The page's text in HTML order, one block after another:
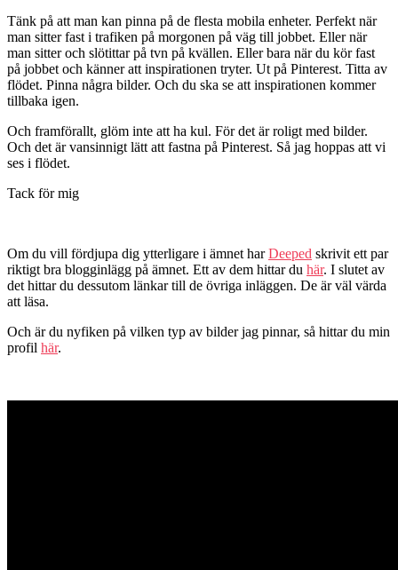
Tänk på att man kan pinna på de flesta mobila enheter. Perfekt när
man sitter fast i trafiken på morgonen på väg till jobbet. Eller när
man sitter och slötittar på tvn på kvällen. Eller bara när du kör fast
på jobbet och känner att inspirationen tryter. Ut på Pinterest. Titta av
flödet. Pinna några bilder. Och du ska se att inspirationen kommer
tillbaka igen.
Och framförallt, glöm inte att ha kul. För det är roligt med bilder.
Och det är vansinnigt lätt att fastna på Pinterest. Så jag hoppas att vi
ses i flödet.
Tack för mig
Om du vill fördjupa dig ytterligare i ämnet harDeeped skrivit ett par
riktigt bra blogginlägg på ämnet. Ett av dem hittar du här. I slutet av
det hittar du dessutom länkar till de övriga inläggen. De är väl värda
att läsa.
Och är du nyfiken på vilken typ av bilder jag pinnar, så hittar du min
profil här.